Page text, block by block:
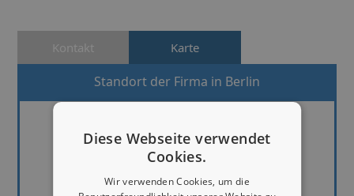
Kontakt Karte
Standort der Firma in Berlin
Diese Webseite verwendet
Cookies.
Wir verwenden Cookies, um die